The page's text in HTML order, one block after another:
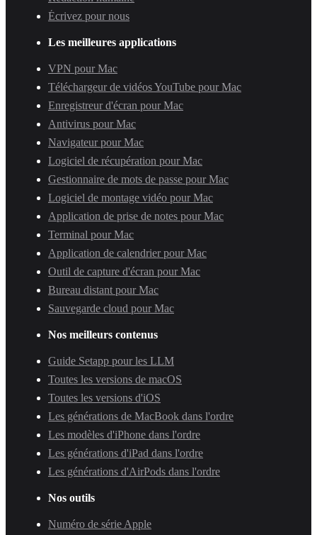
Écrivez pour nous
Les meilleures applications
VPN pour Mac
Téléchargeur de vidéos YouTube pour Mac
Enregistreur d'écran pour Mac
Antivirus pour Mac
Navigateur pour Mac
Logiciel de récupération pour Mac
Gestionnaire de mots de passe pour Mac
Logiciel de montage vidéo pour Mac
Application de prise de notes pour Mac
Terminal pour Mac
Application de calendrier pour Mac
Outil de capture d'écran pour Mac
Bureau distant pour Mac
Sauvegarde cloud pour Mac
Nos meilleurs contenus
Guide Setapp pour les LLM
Toutes les versions de macOS
Toutes les versions d'iOS
Les générations de MacBook dans l'ordre
Les modèles d'iPhone dans l'ordre
Les générations d'iPad dans l'ordre
Les générations d'AirPods dans l'ordre
Nos outils
Numéro de série Apple